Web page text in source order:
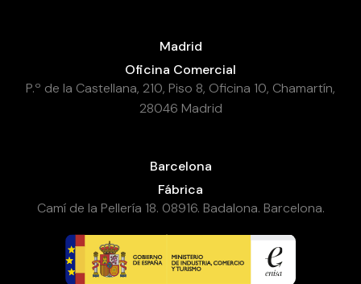
Madrid
Oficina Comercial
P.º de la Castellana, 210, Piso 8, Oficina 10, Chamartín,
28046 Madrid
Barcelona
Fábrica
Camí de la Pellería 18. 08916. Badalona. Barcelona.